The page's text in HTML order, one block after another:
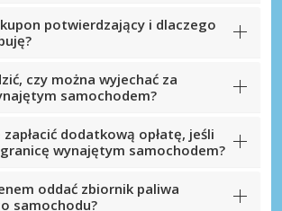
potwierdzający i dlaczego
czy można wyjechać za
samochodem?
zapłacić dodatkową opłatę, jeśli
wynajętym samochodem?
oddać zbiornik paliwa
samochodu?